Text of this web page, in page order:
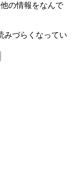
の情報をなんで
みづらくなってい